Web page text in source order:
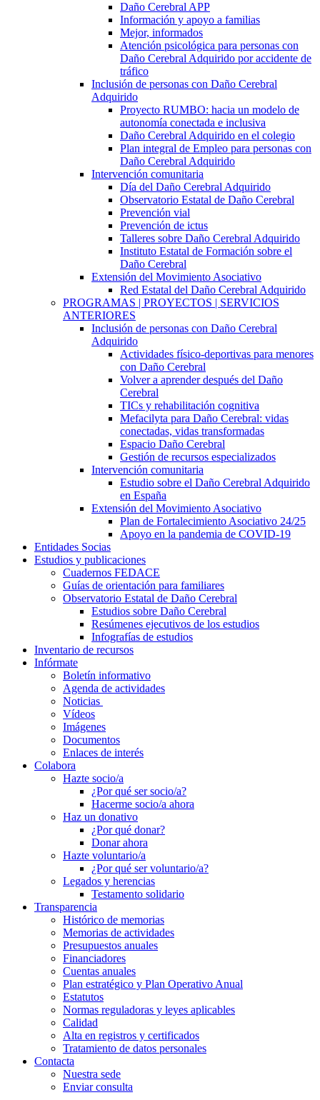
Daño Cerebral APP
Información y apoyo a familias
Mejor, informados
Atención psicológica para personas con
Daño Cerebral Adquirido por accidente de
tráfico
Inclusión de personas con Daño Cerebral
Adquirido
Proyecto RUMBO: hacia un modelo de
autonomía conectada e inclusiva
Daño Cerebral Adquirido en el colegio
Plan integral de Empleo para personas con
Daño Cerebral Adquirido
Intervención comunitaria
Día del Daño Cerebral Adquirido
Observatorio Estatal de Daño Cerebral
Prevención vial
Prevención de ictus
Talleres sobre Daño Cerebral Adquirido
Instituto Estatal de Formación sobre el
Daño Cerebral
Extensión del Movimiento Asociativo
Red Estatal del Daño Cerebral Adquirido
PROGRAMAS | PROYECTOS | SERVICIOS
ANTERIORES
Inclusión de personas con Daño Cerebral
Adquirido
Actividades físico-deportivas para menores
con Daño Cerebral
Volver a aprender después del Daño
Cerebral
TICs y rehabilitación cognitiva
Mefacilyta para Daño Cerebral: vidas
conectadas, vidas transformadas
Espacio Daño Cerebral
Gestión de recursos especializados
Intervención comunitaria
Estudio sobre el Daño Cerebral Adquirido
en España
Extensión del Movimiento Asociativo
Plan de Fortalecimiento Asociativo 24/25
Apoyo en la pandemia de COVID-19
Entidades Socias
Estudios y publicaciones
Cuadernos FEDACE
Guías de orientación para familiares
Observatorio Estatal de Daño Cerebral
Estudios sobre Daño Cerebral
Resúmenes ejecutivos de los estudios
Infografías de estudios
Inventario de recursos
Infórmate
Boletín informativo
Agenda de actividades
Noticias
Vídeos
Imágenes
Documentos
Enlaces de interés
Colabora
Hazte socio/a
¿Por qué ser socio/a?
Hacerme socio/a ahora
Haz un donativo
¿Por qué donar?
Donar ahora
Hazte voluntario/a
¿Por qué ser voluntario/a?
Legados y herencias
Testamento solidario
Transparencia
Histórico de memorias
Memorias de actividades
Presupuestos anuales
Financiadores
Cuentas anuales
Plan estratégico y Plan Operativo Anual
Estatutos
Normas reguladoras y leyes aplicables
Calidad
Alta en registros y certificados
Tratamiento de datos personales
Contacta
Nuestra sede
Enviar consulta